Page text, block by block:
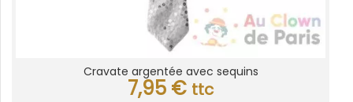
Cravate argentée avec sequins
7,95 € ttc